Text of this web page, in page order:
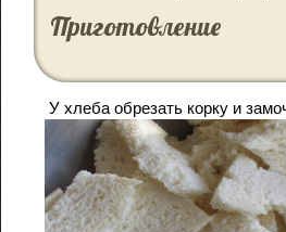
Приготовление
У хлеба обрезать корку и